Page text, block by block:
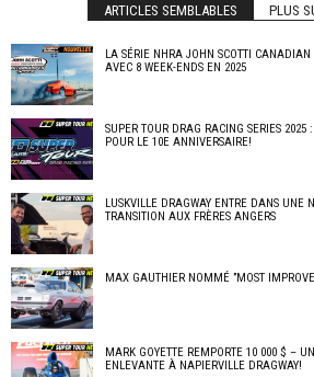
ARTICLES SEMBLABLES PLUS
LA SÉRIE NHRA JOHN SCOTTI CANADIAN
AVEC 8 WEEK-ENDS EN 2025
SUPER TOUR DRAG RACING SERIES 2025
POUR LE 10E ANNIVERSAIRE!
LUSKVILLE DRAGWAY ENTRE DANS UNE
TRANSITION AUX FRÈRES ANGERS
MAX GAUTHIER NOMMÉ ”MOST
MARK GOYETTE REMPORTE 10 000 $ –
ENLEVANTE À NAPIERVILLE DRAGWAY!